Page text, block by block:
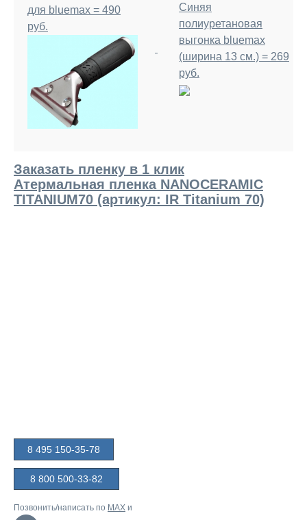
для bluemax = 490
руб.
Синяя
полиуретановая
выгонка bluemax
(ширина 13 см.) = 269
руб.
Заказать пленку в 1 клик
Атермальная пленка NANOCERAMIC
TITANIUM70 (артикул: IR Titanium 70)
8 495 150-35-78
8 800 500-33-82
Позвонить/написать по MAX и